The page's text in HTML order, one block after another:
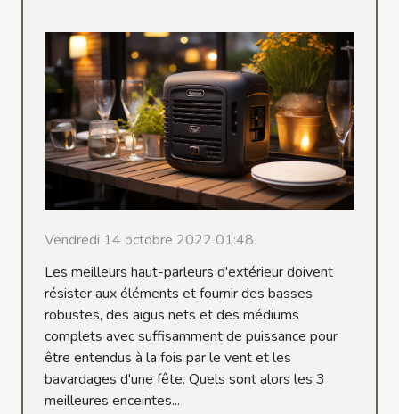
Vendredi 14 octobre 2022 01:48
Les meilleurs haut-parleurs d'extérieur doivent
résister aux éléments et fournir des basses
robustes, des aigus nets et des médiums
complets avec suffisamment de puissance pour
être entendus à la fois par le vent et les
bavardages d'une fête. Quels sont alors les 3
meilleures enceintes...